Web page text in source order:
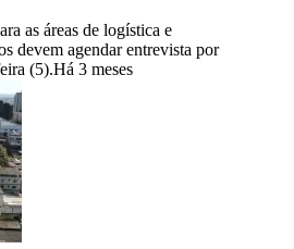
as áreas de logística e
devem agendar entrevista por
(5).Há 3 meses